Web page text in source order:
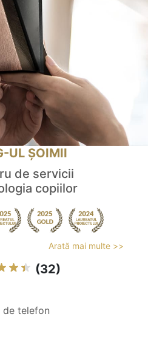
UL ȘOIMII
de servicii
copiilor
Arată mai multe >>
(32)
de telefon